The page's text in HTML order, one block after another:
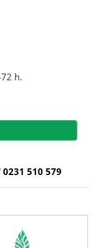
h.
0231 510 579